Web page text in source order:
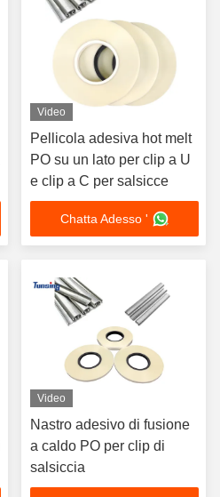
Video
Pellicola adesiva hot melt
PO su un lato per clip a U
e clip a C per salsicce
Chatta Adesso '
Video
Nastro adesivo di fusione
a caldo PO per clip di
salsiccia